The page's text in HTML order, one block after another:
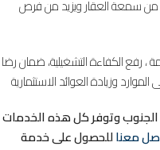
من سمعة العقار ويزيد من فرص
، رفع الكفاءة التشغيلية، ضمان رضا
وزيادة العوائد الاستثمارية
وتوفر كل هذه الخدمات
معناللحصول على خدمة